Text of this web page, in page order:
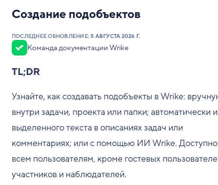
Создание подобъектов
ПОСЛЕДНЕЕ ОБНОВЛЕНИЕ:5 АВГУСТА 2026 Г.
Команда документации Wrike
TL;DR
Узнайте, как создавать подобъекты в Wrike:
внутри задачи, проекта или папки; автоматически
выделенного текста в описаниях задач или
комментариях; или с помощью ИИ Wrike. Доступно
всем пользователям, кроме гостевых
участников и наблюдателей.